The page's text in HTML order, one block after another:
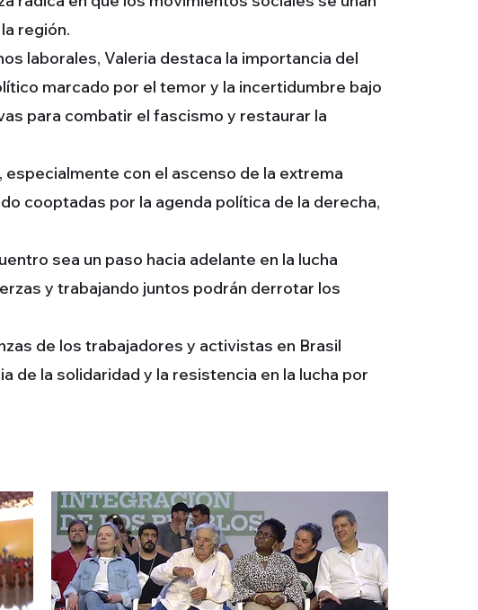
región.
laborales, Valeria destaca la importancia del
marcado por el temor y la incertidumbre bajo
para combatir el fascismo y restaurar la
con el ascenso de la extrema
cooptadas por la agenda política de la derecha,
sea un paso hacia adelante en la lucha
y trabajando juntos podrán derrotar los
de los trabajadores y activistas en Brasil
de la solidaridad y la resistencia en la lucha por